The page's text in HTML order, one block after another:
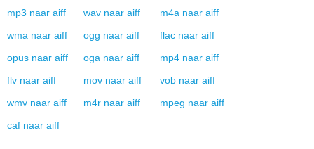
mp3 naar aiff wav naar aiff m4a naar aiff
wma naar aiff ogg naar aiff flac naar aiff
opus naar aiff oga naar aiff mp4 naar aiff
flv naar aiff mov naar aiff vob naar aiff
wmv naar aiff m4r naar aiff mpeg naar aiff
caf naar aiff